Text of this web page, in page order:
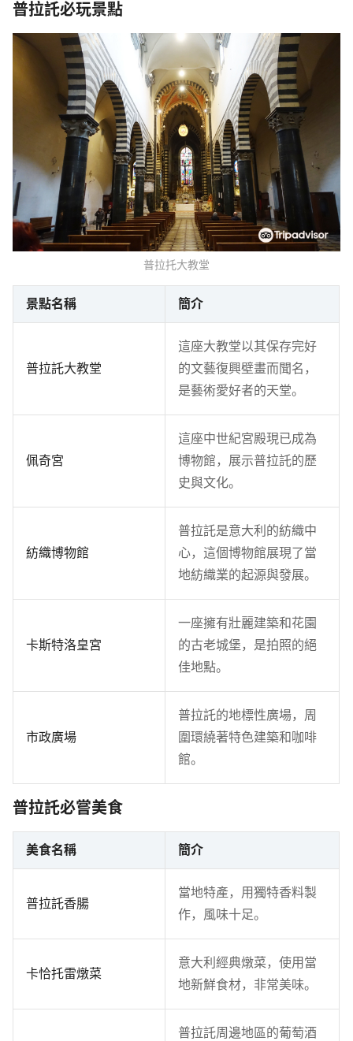
普拉託必玩景點
普拉托大教堂
景點名稱 簡介
普拉託大教堂
這座大教堂以其保存完好
的文藝復興壁畫而聞名，
是藝術愛好者的天堂。
佩奇宮
這座中世紀宮殿現已成為
博物館，展示普拉託的歷
史與文化。
紡織博物館
普拉託是意大利的紡織中
心，這個博物館展現了當
地紡織業的起源與發展。
卡斯特洛皇宮
一座擁有壯麗建築和花園
的古老城堡，是拍照的絕
佳地點。
市政廣場
普拉託的地標性廣場，周
圍環繞著特色建築和咖啡
館。
普拉託必嘗美食
美食名稱 簡介
普拉託香腸
當地特產，用獨特香料製
作，風味十足。
卡恰托雷燉菜
意大利經典燉菜，使用當
地新鮮食材，非常美味。
普拉託周邊地區的葡萄酒